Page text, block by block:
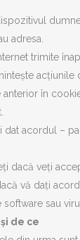
adresa.
trimite
în
acordul –
dacă veți
vă dați
sau
de ce